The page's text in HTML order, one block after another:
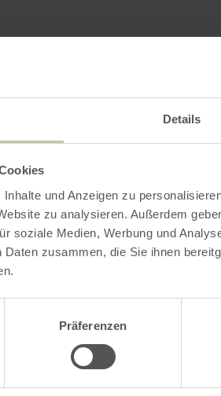
Details
und Anzeigen zu
zu analysieren. Außerdem
soziale Medien, Werbung und
zusammen, die Sie ihnen
Präferenzen
Weitere